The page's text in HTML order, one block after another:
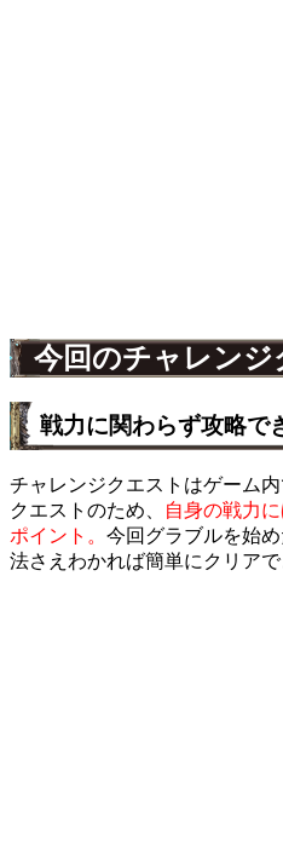
今回のチャレン
戦力に関わらず攻略で
チャレンジクエストはゲーム
クエストのため、
自身の戦力
ポイント。 今回グラブルを始
法さえわかれば簡単にクリアで